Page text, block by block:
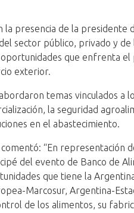
la presencia de la presidente
sector público, privado y de
que enfrenta el
exterior.
temas vinculados a
la seguridad
en el abastecimiento.
“En representación
del evento de Banco de
que tiene la
Marcosur, Argentina-
de los alimentos, su